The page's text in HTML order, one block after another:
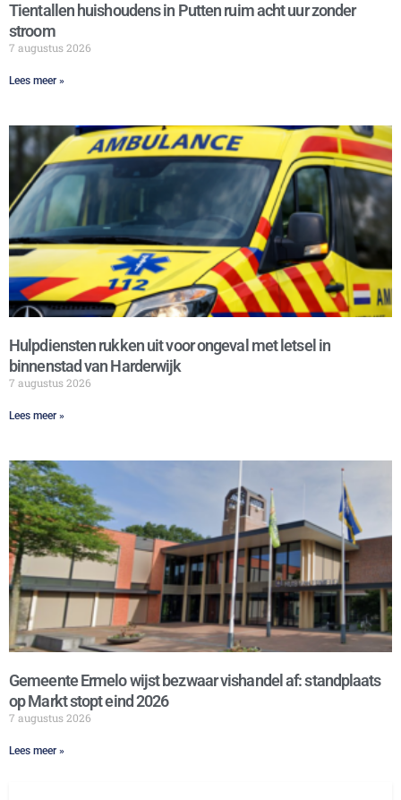
Tientallen huishoudens in Putten ruim acht uur zonder
stroom
7 augustus 2026
Lees meer »
Hulpdiensten rukken uit voor ongeval met letsel in
binnenstad van Harderwijk
7 augustus 2026
Lees meer »
Gemeente Ermelo wijst bezwaar vishandel af: standplaats
op Markt stopt eind 2026
7 augustus 2026
Lees meer »